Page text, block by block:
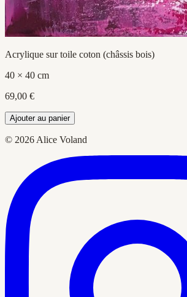
Acrylique sur toile coton (châssis bois)
40 × 40 cm
69,00 €
Ajouter au panier
© 2026 Alice Voland